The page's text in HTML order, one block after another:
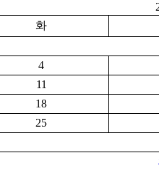
화
4
11
18
25